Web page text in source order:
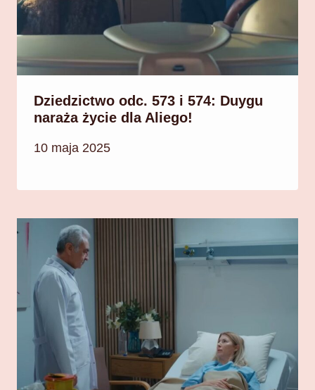
Dziedzictwo odc. 573 i 574: Duygu
naraża życie dla Aliego!
10 maja 2025